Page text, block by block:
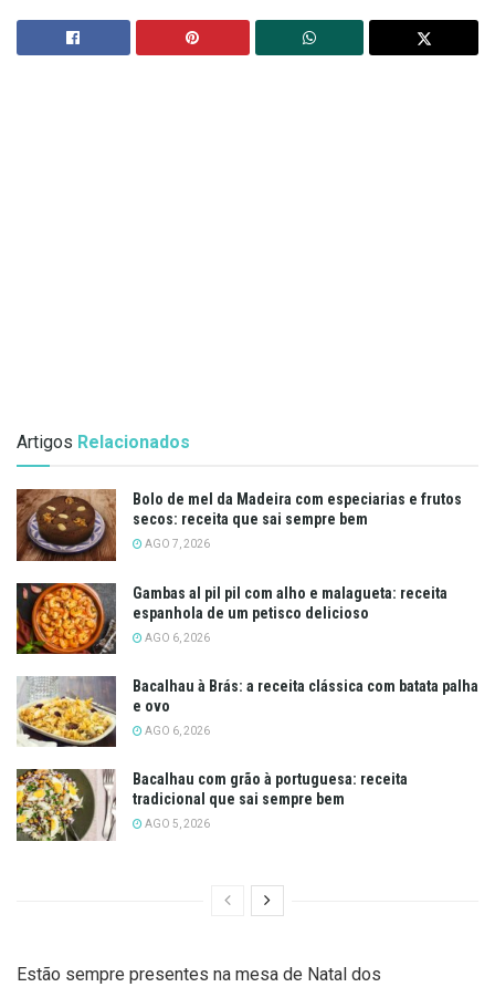
Artigos Relacionados
Bolo de mel da Madeira com especiarias e frutos
secos: receita que sai sempre bem
AGO 7, 2026
Gambas al pil pil com alho e malagueta: receita
espanhola de um petisco delicioso
AGO 6, 2026
Bacalhau à Brás: a receita clássica com batata palha
e ovo
AGO 6, 2026
Bacalhau com grão à portuguesa: receita
tradicional que sai sempre bem
AGO 5, 2026
Estão sempre presentes na mesa de Natal dos